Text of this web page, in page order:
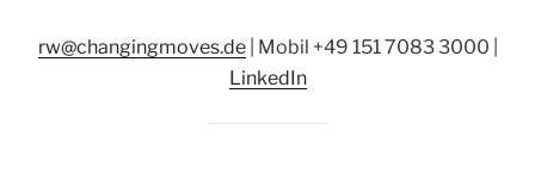
rw@changingmoves.de| Mobil +49 151 7083 3000 |
LinkedIn